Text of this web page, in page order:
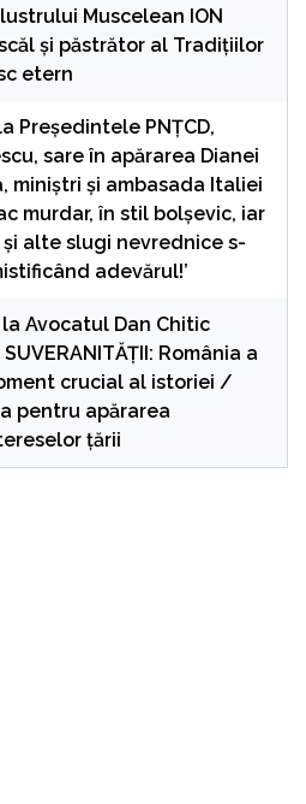
Muscelean ION
și păstrător al Tradițiilor
etern
Președintele PNȚCD,
sare în apărarea Dianei
miniștri și ambasada Italiei
murdar, în stil bolșevic, iar
și alte slugi nevrednice s-
adevărul!’
la Avocatul Dan Chitic
România a
crucial al istoriei /
pentru apărarea
țării